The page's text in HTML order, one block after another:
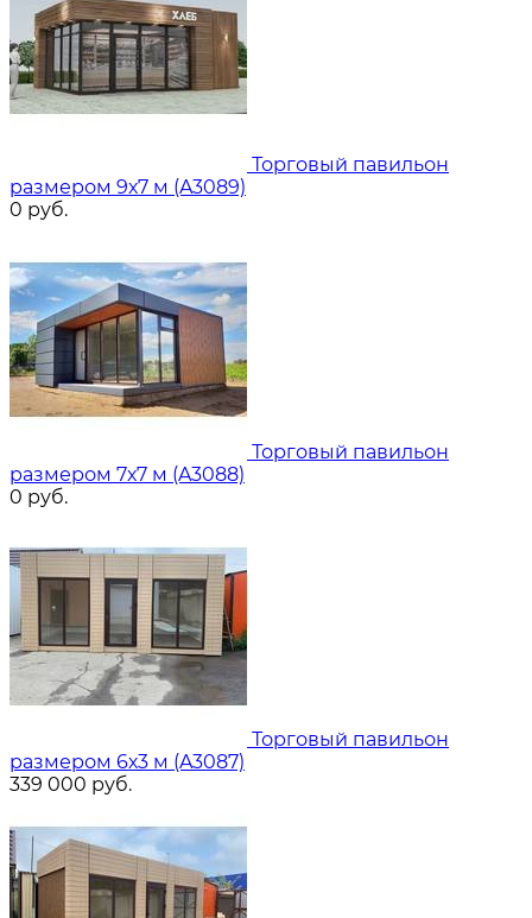
Торговый павильон
размером 9х7 м (A3089)
0 руб.
Торговый павильон
размером 7х7 м (A3088)
0 руб.
Торговый павильон
размером 6х3 м (A3087)
339 000 руб.